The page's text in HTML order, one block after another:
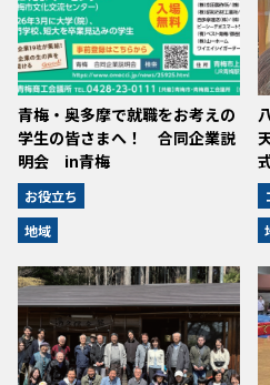
青梅・奥多摩で就職をお考えの
学生の皆さまへ！ 合同企業説
明会 in青梅
お役立ち
地域